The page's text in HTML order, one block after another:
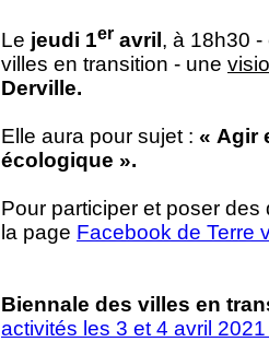
Le jeudi 1er avril , à 18h30
villes en transition - une
Derville.
Elle aura pour sujet : « Agir
écologique ».
Pour participer et poser
la page Facebook de Terre
Biennale des villes en
activités les 3 et 4 avril